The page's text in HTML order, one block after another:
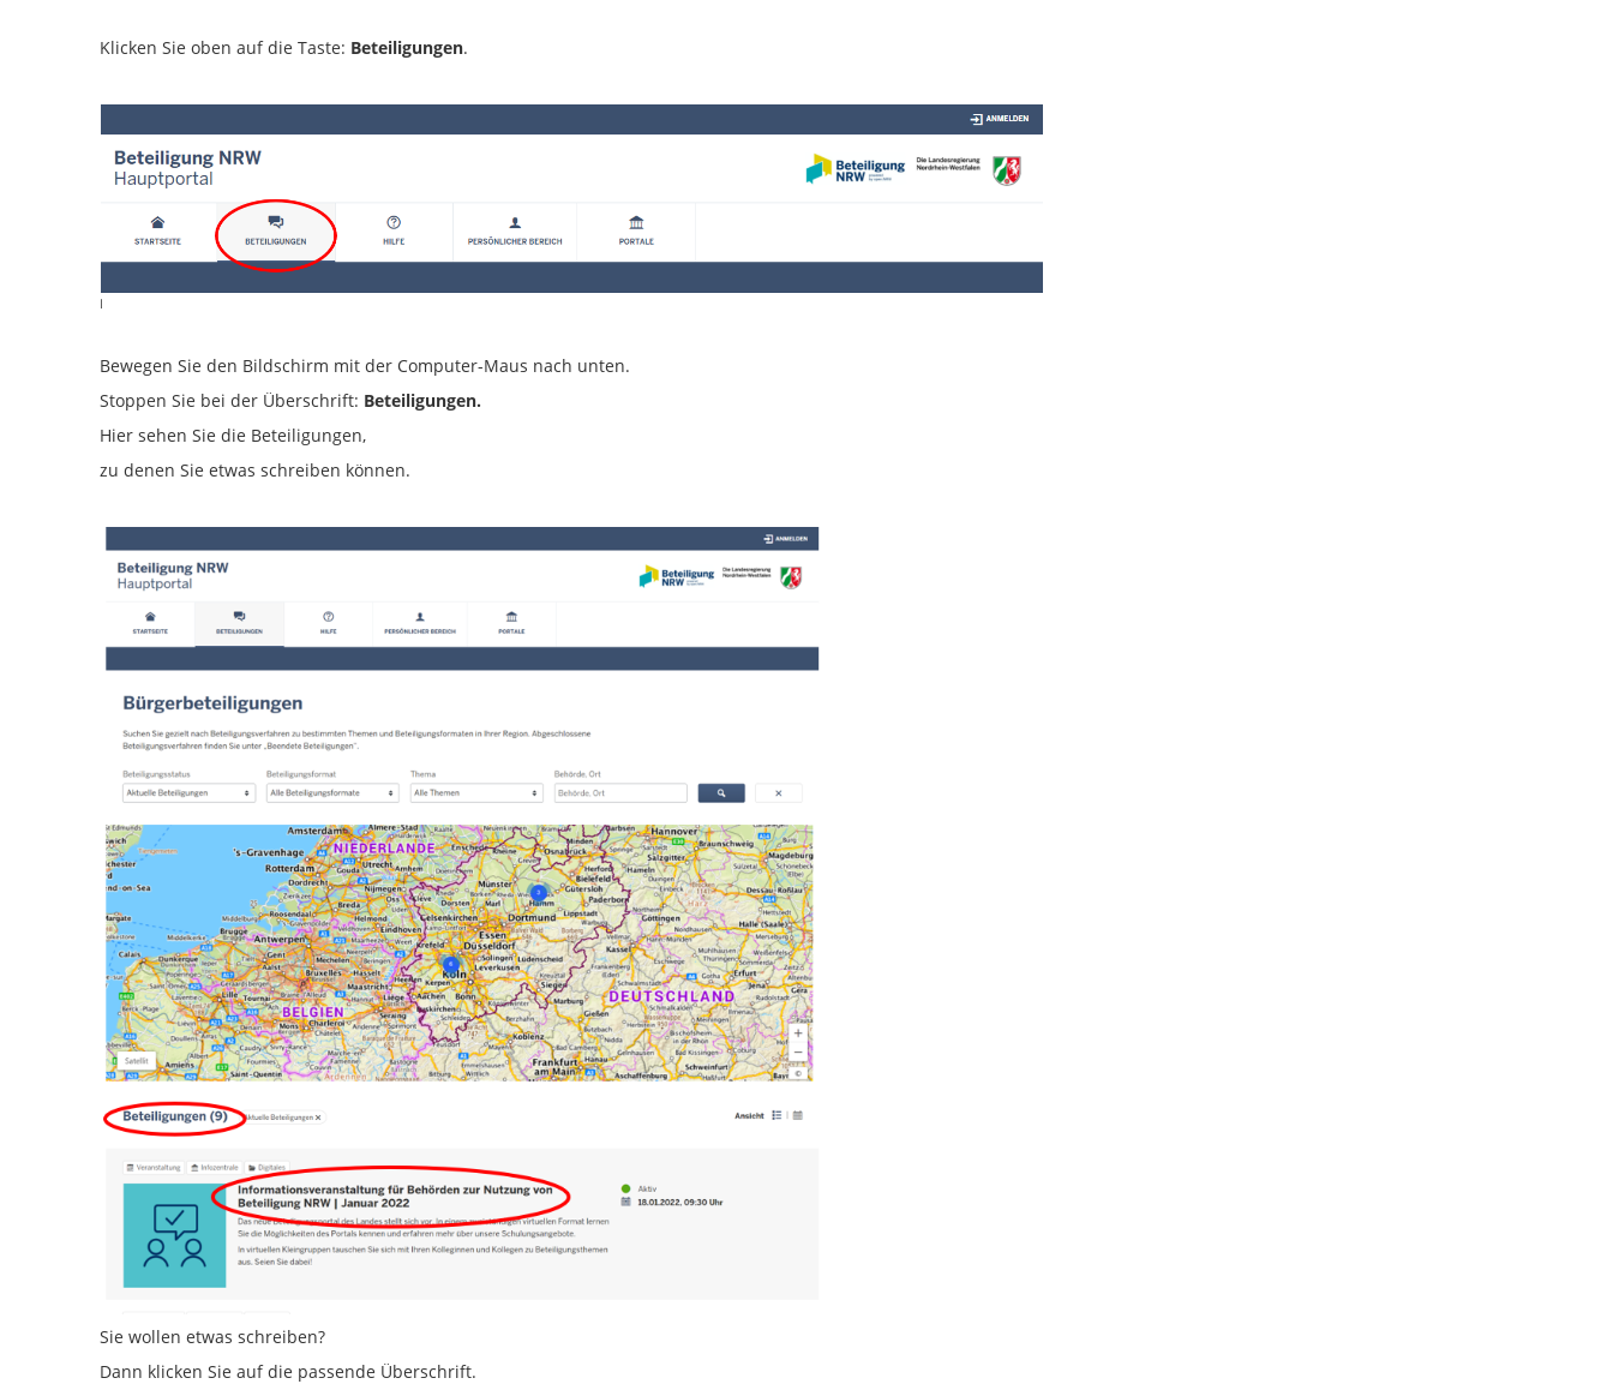
Klicken Sie oben auf die Taste: Beteiligungen.
Bewegen Sie den Bildschirm mit der Computer-Maus nach unten.
Stoppen Sie bei der Überschrift: Beteiligungen.
Hier sehen Sie die Beteiligungen,
zu denen Sie etwas schreiben können.
Sie wollen etwas schreiben?
Dann klicken Sie auf die passende Überschrift.